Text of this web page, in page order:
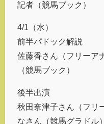
記者（競馬ブック）
4/1（水）
前半パドック解説
佐藤香さん（フリーア
（競馬ブック）
後半出演
秋田奈津子さん（フリ
なさん（競馬グラドル